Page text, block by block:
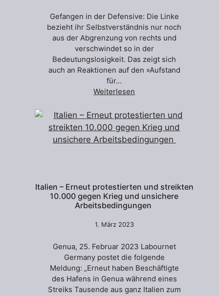
Gefangen in der Defensive: Die Linke
bezieht ihr Selbstverständnis nur noch
aus der Abgrenzung von rechts und
verschwindet so in der
Bedeutungslosigkeit. Das zeigt sich
auch an Reaktionen auf den »Aufstand
für…
Weiterlesen
Italien – Erneut protestierten und streikten
10.000 gegen Krieg und unsichere
Arbeitsbedingungen
1. März 2023
Genua, 25. Februar 2023 Labournet
Germany postet die folgende
Meldung: „Erneut haben Beschäftigte
des Hafens in Genua während eines
Streiks Tausende aus ganz Italien zum